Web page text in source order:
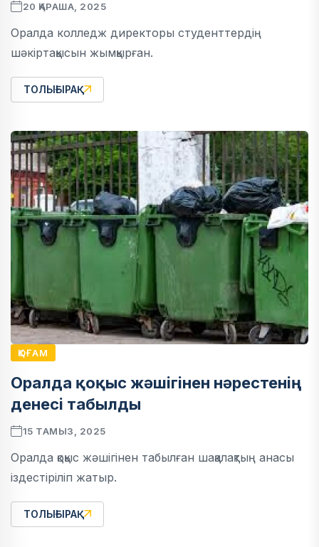
20 ҚАРАША, 2025
Оралда колледж директоры студенттердің
шәкіртақысын жымқырған.
ТОЛЫҒЫРАҚ
ҚОҒАМ
Оралда қоқыс жәшігінен нәрестенің
денесі табылды
15 ТАМЫЗ, 2025
Оралда қоқыс жәшігінен табылған шақалақтың анасы
іздестіріліп жатыр.
ТОЛЫҒЫРАҚ